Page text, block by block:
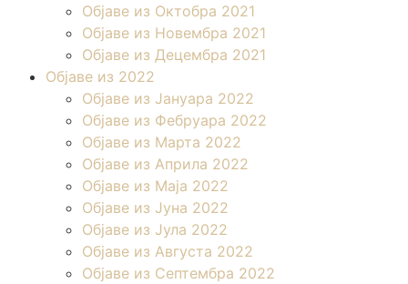
Објаве из Октобра 2021
Објаве из Новембра 2021
Објаве из Децембра 2021
Објаве из 2022
Објаве из Јануара 2022
Објаве из Фебруара 2022
Објаве из Марта 2022
Објаве из Априла 2022
Објаве из Маја 2022
Објаве из Јуна 2022
Објаве из Јула 2022
Објаве из Августа 2022
Објаве из Септембра 2022